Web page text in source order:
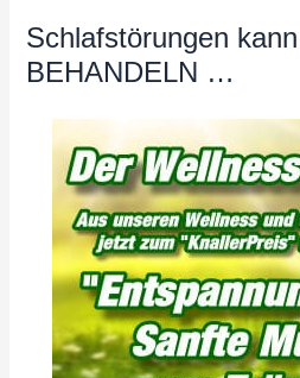
Schlafstörungen
BEHANDELN …